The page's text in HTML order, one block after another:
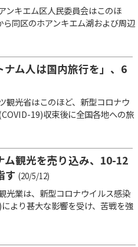
ンキエム区人民委員会はこのほ
ら同区のホアンキエム湖および周辺
ム人は国内旅行を」、6
観光省はこのほど、新型コロナウ
19)収束後に全国各地への旅
ム観光を売り込み、10-12
す (20/5/12)
光業は、新型コロナウイルス感染
より甚大な影響を受け、苦戦を強